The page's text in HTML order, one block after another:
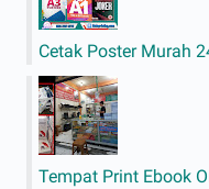
Cetak Poster Murah
Tempat Print Ebook